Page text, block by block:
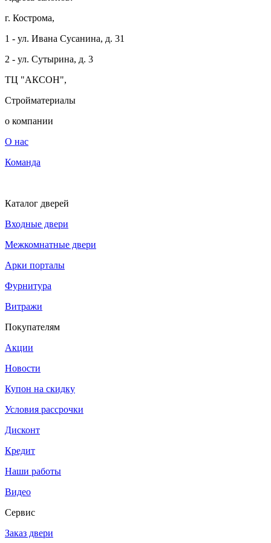
г. Кострома,
1 - ул. Ивана Сусанина, д. 31
2 - ул. Сутырина, д. 3
ТЦ "АКСОН",
Стройматериалы
о компании
О нас
Команда
Каталог дверей
Входные двери
Межкомнатные двери
Арки порталы
Фурнитура
Витражи
Покупателям
Акции
Новости
Купон на скидку
Условия рассрочки
Дисконт
Кредит
Наши работы
Видео
Сервис
Заказ двери